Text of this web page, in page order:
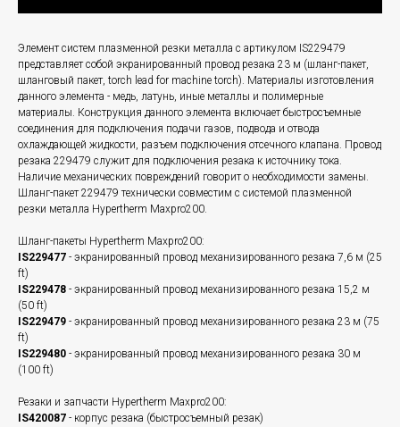
Элемент систем плазменной резки металла с артикулом IS229479
представляет собой экранированный провод резака 23 м (шланг-пакет,
шланговый пакет, torch lead for machine torch). Материалы изготовления
данного элемента - медь, латунь, иные металлы и полимерные
материалы. Конструкция данного элемента включает быстросъемные
соединения для подключения подачи газов, подвода и отвода
охлаждающей жидкости, разъем подключения отсечного клапана. Провод
резака 229479 служит для подключения резака к источнику тока.
Наличие механических повреждений говорит о необходимости замены.
Шланг-пакет 229479 технически совместим с системой плазменной
резки металла Hypertherm Maxpro200.
Шланг-пакеты Hypertherm Maxpro200:
IS229477 - экранированный провод механизированного резака 7,6 м (25
ft)
IS229478 - экранированный провод механизированного резака 15,2 м
(50 ft)
IS229479 - экранированный провод механизированного резака 23 м (75
ft)
IS229480 - экранированный провод механизированного резака 30 м
(100 ft)
Резаки и запчасти Hypertherm Maxpro200:
IS420087 - корпус резака (быстросъемный резак)